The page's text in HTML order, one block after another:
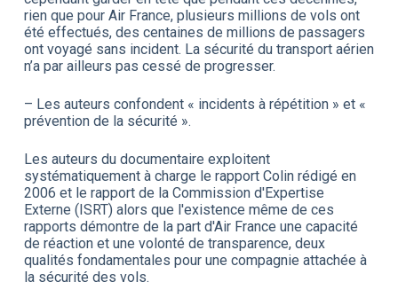
rien que pour Air France, plusieurs millions de vols ont
été effectués, des centaines de millions de passagers
ont voyagé sans incident. La sécurité du transport aérien
n’a par ailleurs pas cessé de progresser.
– Les auteurs confondent « incidents à répétition » et «
prévention de la sécurité ».
Les auteurs du documentaire exploitent
systématiquement à charge le rapport Colin rédigé en
2006 et le rapport de la Commission d'Expertise
Externe (ISRT) alors que l'existence même de ces
rapports démontre de la part d'Air France une capacité
de réaction et une volonté de transparence, deux
qualités fondamentales pour une compagnie attachée à
la sécurité des vols.